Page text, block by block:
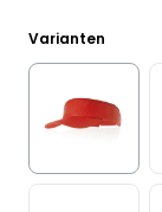
Varianten